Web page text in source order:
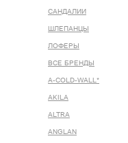
САНДАЛИИ
ШЛЕПАНЦЫ
ЛОФЕРЫ
ВСЕ БРЕНДЫ
A-COLD-WALL*
AKILA
ALTRA
ANGLAN